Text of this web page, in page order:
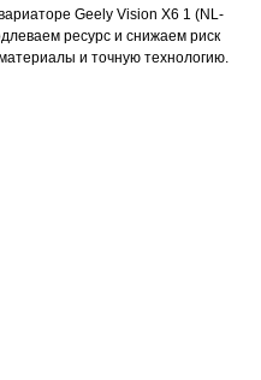
Geely Vision X6 1 (NL-
ресурс и снижаем риск
и точную технологию.